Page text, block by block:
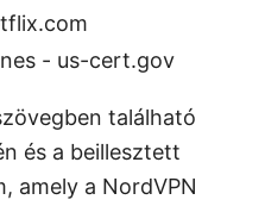
- us-cert.gov
található
és a beillesztett
amely a NordVPN